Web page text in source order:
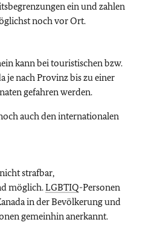
ein und zahlen
noch vor Ort.
kann bei touristischen bzw.
je nach Provinz bis zu einer
gefahren werden.
auch den internationalen
strafbar,
möglich.LGBTIQ-Personen
in der Bevölkerung und
gemeinhin anerkannt.